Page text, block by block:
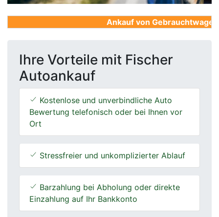
Ankauf von Gebrauchtwagen,
Ihre Vorteile mit Fischer
Autoankauf
Kostenlose und unverbindliche Auto
Bewertung telefonisch oder bei Ihnen vor
Ort
Stressfreier und unkomplizierter Ablauf
Barzahlung bei Abholung oder direkte
Einzahlung auf Ihr Bankkonto